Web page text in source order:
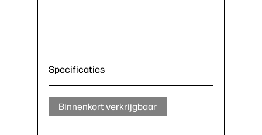
Specificaties
Binnenkort verkrijgbaar